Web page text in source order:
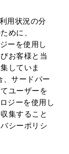
用状況の分
めに、
ーを使用し
お客様と当
していま
、サードパー
ユーザーを
ジーを使用し
集すること
シーポリシ